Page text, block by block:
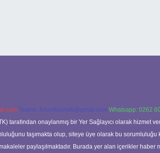
Teams: forumhizmeti@gmail.com Whatsapp: 0262
tarafından onaylanmış bir Yer Sağlayıcı olarak
taşımakta olup, siteye üye olarak bu
paylaşılmaktadır. Burada yer alan içerikler